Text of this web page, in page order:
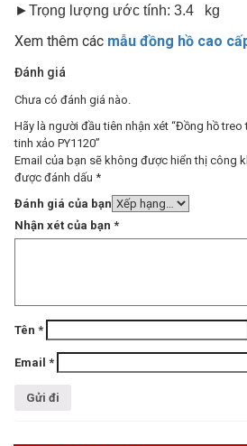
►Trọng lượng ước tính: 3.4 kg
Xem thêm các mẫu đồng hồ cao
Đánh giá
Chưa có đánh giá nào.
Hãy là người đầu tiên nhận xét “Đồng hồ
tinh xảo PY1120”
Email của bạn sẽ không được hiển thị công
được đánh dấu *
Đánh giá của bạn
Nhận xét của bạn *
Tên *
Email *